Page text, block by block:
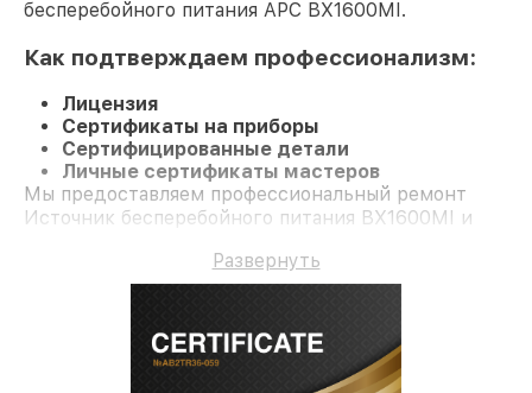
бесперебойного питания APC BX1600MI.
Как подтверждаем профессионализм:
Лицензия
Сертификаты на приборы
Сертифицированные детали
Личные сертификаты мастеров
Мы предоставляем профессиональный ремонт
Источник бесперебойного питания BX1600MI и
Развернуть